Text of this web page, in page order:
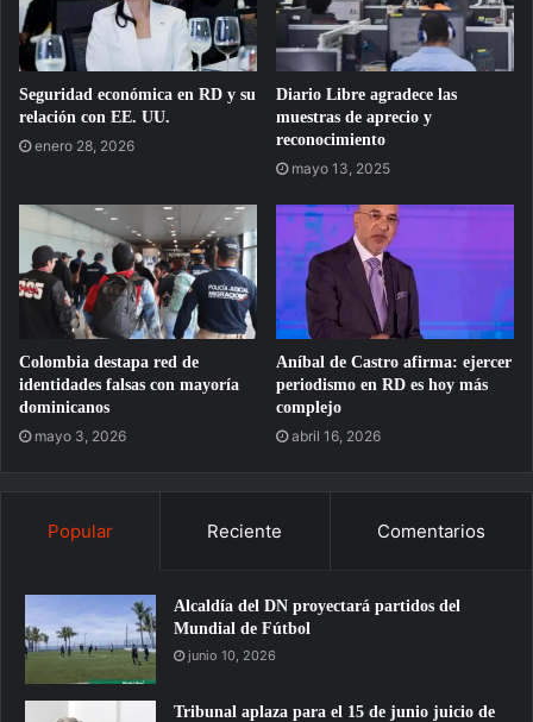
Seguridad económica en RD y su
relación con EE. UU.
enero 28, 2026
Diario Libre agradece las
muestras de aprecio y
reconocimiento
mayo 13, 2025
Colombia destapa red de
identidades falsas con mayoría
dominicanos
mayo 3, 2026
Aníbal de Castro afirma: ejercer
periodismo en RD es hoy más
complejo
abril 16, 2026
Popular Reciente Comentarios
Alcaldía del DN proyectará partidos del
Mundial de Fútbol
junio 10, 2026
Tribunal aplaza para el 15 de junio juicio de